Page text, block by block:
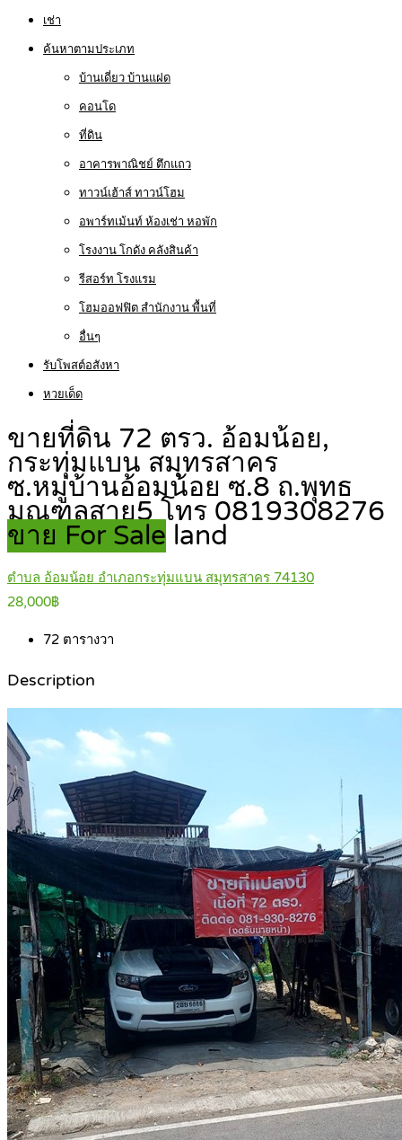
เช่า
ค้นหาตามประเภท
บ้านเดี่ยว บ้านแฝด
คอนโด
ที่ดิน
อาคารพาณิชย์ ตึกแถว
ทาวน์เฮ้าส์ ทาวน์โฮม
อพาร์ทเม้นท์ ห้องเช่า หอพัก
โรงงาน โกดัง คลังสินค้า
รีสอร์ท โรงแรม
โฮมออฟฟิต สำนักงาน พื้นที่
อื่นๆ
รับโพสต์อสังหา
หวยเด็ด
ขายที่ดิน 72 ตรว. อ้อมน้อย,
กระทุ่มแบน สมุทรสาคร
ซ.หมู่บ้านอ้อมน้อย ซ.8 ถ.พุทธ
มณฑลสาย5 โทร 0819308276
ขาย For Sale land
ตำบล อ้อมน้อย อำเภอกระทุ่มแบน สมุทรสาคร 74130
28,000฿
72 ตารางวา
Description